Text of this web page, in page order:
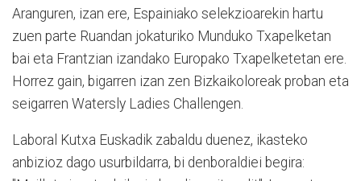
Aranguren, izan ere, Espainiako selekzioarekin hartu
zuen parte Ruandan jokaturiko Munduko Txapelketan
bai eta Frantzian izandako Europako Txapelketetan ere.
Horrez gain, bigarren izan zen Bizkaikoloreak proban eta
seigarren Watersly Ladies Challengen.
Laboral Kutxa Euskadik zabaldu duenez, ikasteko
anbizioz dago usurbildarra, bi denboraldiei begira: